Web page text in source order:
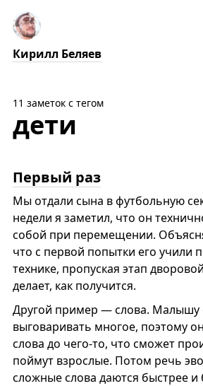
Кирилл Беляев
11 заметок с тегом
дети
Первый раз
Мы отдали сына в футбольную
недели я заметил, что он
собой при перемещении.
что с первой попытки его учили
технике, пропуская этап
делает, как получится.
Другой пример — слова. Малышу
выговаривать многое, поэтому
слова до чего-то, что сможет
поймут взрослые. Потом речь
сложные слова даются быстрее и